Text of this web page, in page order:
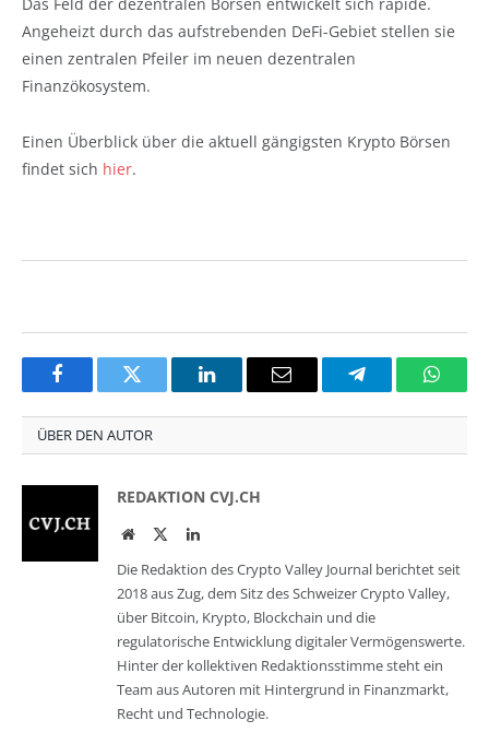
Angeheizt durch das aufstrebenden DeFi-Gebiet stellen sie
einen zentralen Pfeiler im neuen dezentralen
Finanzökosystem.
Einen Überblick über die aktuell gängigsten Krypto Börsen
findet sich hier.
FacebookTwitter LinkedInEmail Telegram
ÜBER DEN AUTOR
REDAKTION CVJ.CH
WebsiteTwitterLinkedIn
Die Redaktion des Crypto Valley Journal berichtet seit
2018 aus Zug, dem Sitz des Schweizer Crypto Valley,
über Bitcoin, Krypto, Blockchain und die
regulatorische Entwicklung digitaler Vermögenswerte.
Hinter der kollektiven Redaktionsstimme steht ein
Team aus Autoren mit Hintergrund in Finanzmarkt,
Recht und Technologie.